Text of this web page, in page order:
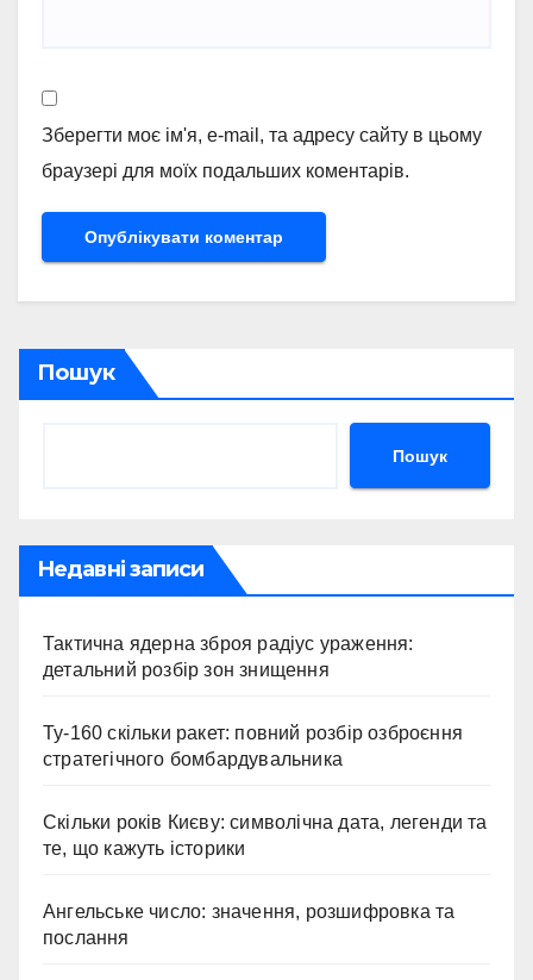
Зберегти моє ім'я, e-mail, та адресу сайту в цьому
браузері для моїх подальших коментарів.
Пошук
Пошук
Недавні записи
Тактична ядерна зброя радіус ураження:
детальний розбір зон знищення
Ту-160 скільки ракет: повний розбір озброєння
стратегічного бомбардувальника
Скільки років Києву: символічна дата, легенди та
те, що кажуть історики
Ангельське число: значення, розшифровка та
послання